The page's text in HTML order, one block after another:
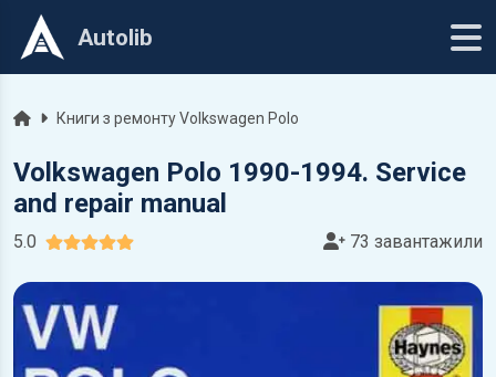
Autolib
ГоловнаКниги з ремонту Volkswagen Polo
Volkswagen Polo 1990-1994. Service
and repair manual
5.0 73 завантажили